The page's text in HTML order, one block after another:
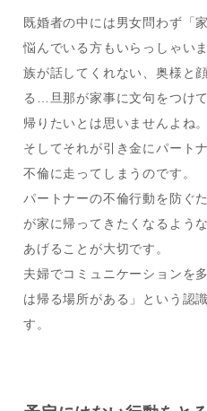
既婚者の中には男女問わず「
悩んでいる方もいらっしゃい
族が話してくれない、奥様と
る…旦那が家事に文句をつけ
帰りたいとは思いませんよね。
そしてそれが引き金にパート
不倫に走ってしまうのです。
パートナーの不倫行動を防ぐ
が家に帰ってきたくなるよう
あげることが大切です。
夫婦でコミュニケーションを
は帰る場所がある」という認
す。